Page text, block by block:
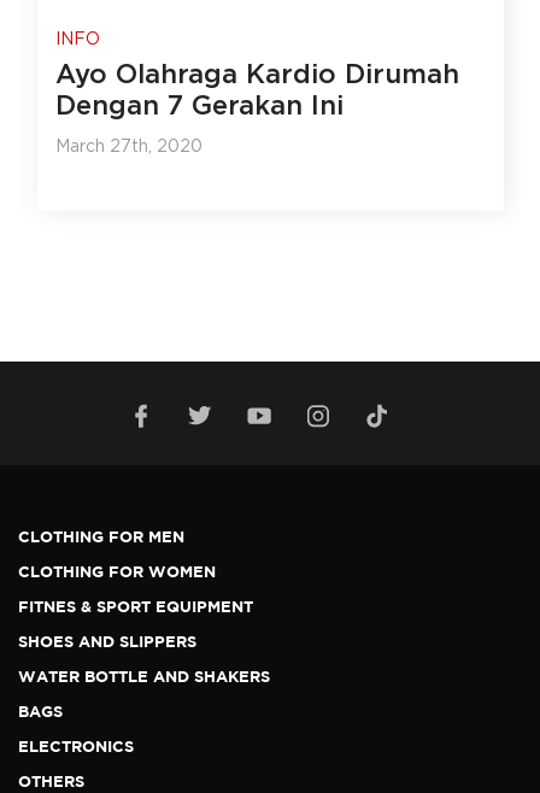
INFO
Ayo Olahraga Kardio Dirumah
Dengan 7 Gerakan Ini
March 27th, 2020
CLOTHING FOR MEN
CLOTHING FOR WOMEN
FITNES & SPORT EQUIPMENT
SHOES AND SLIPPERS
WATER BOTTLE AND SHAKERS
BAGS
ELECTRONICS
OTHERS